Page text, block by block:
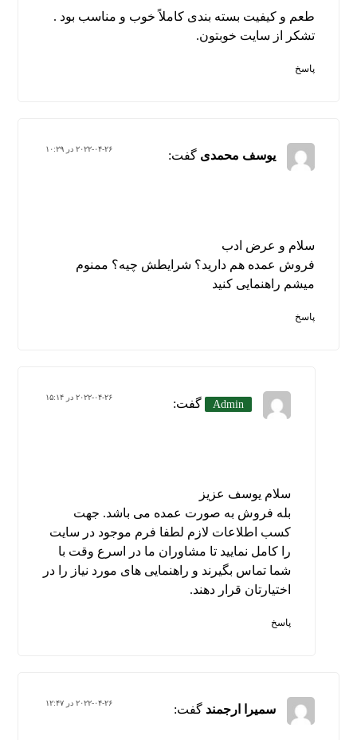
طعم و کیفیت بسته بندی کاملاً خوب و مناسب بود .
تشکر از سایت خوبتون.
پاسخ
یوسف محمدی گفت: ۲۰۲۲-۰۴-۲۶ در ۱۰:۲۹
سلام و عرض ادب
فروش عمده هم دارید؟ شرایطش چیه؟ ممنوم
میشم راهنمایی کنید
پاسخ
Admin گفت: ۲۰۲۲-۰۴-۲۶ در ۱۵:۱۴
سلام یوسف عزیز
بله فروش به صورت عمده می باشد. جهت
کسب اطلاعات لازم لطفا فرم موجود در سایت
را کامل نمایید تا مشاوران ما در اسرع وقت با
شما تماس بگیرند و راهنمایی های مورد نیاز را در
اختیارتان قرار دهند.
پاسخ
سمیرا ارجمند گفت: ۲۰۲۲-۰۴-۲۶ در ۱۲:۴۷